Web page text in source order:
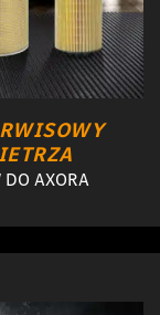
DO AXORA